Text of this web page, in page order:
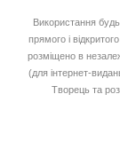
Використання
прямого і
розміщено в
(для інтернет-
Творець та